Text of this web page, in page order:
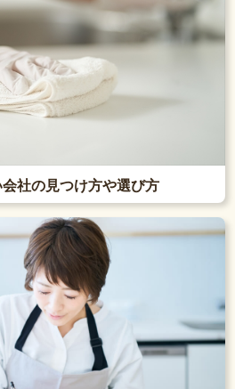
社の見つけ方や選び方